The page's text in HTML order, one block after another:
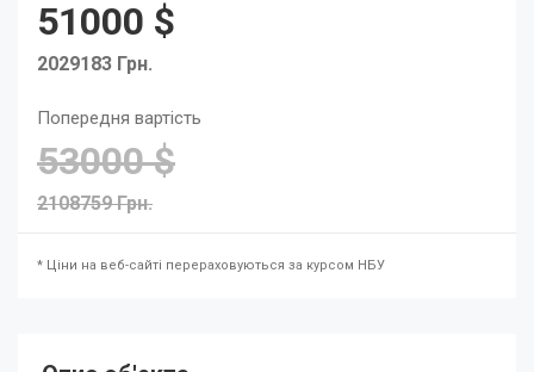
51000 $
2029183 Грн.
Попередня вартість
53000 $
2108759 Грн.
* Ціни на веб-сайті перераховуються за курсом НБУ